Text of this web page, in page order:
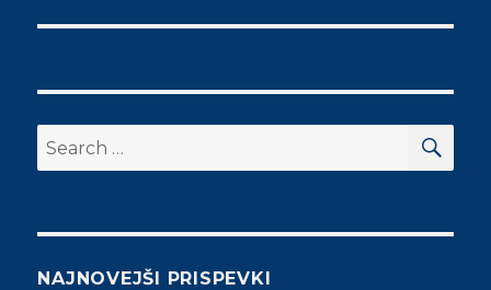
Search
for:
NAJNOVEJŠI PRISPEVKI